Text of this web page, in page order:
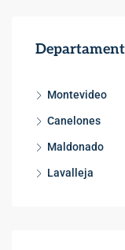
Montevideo
Canelones
Maldonado
Lavalleja